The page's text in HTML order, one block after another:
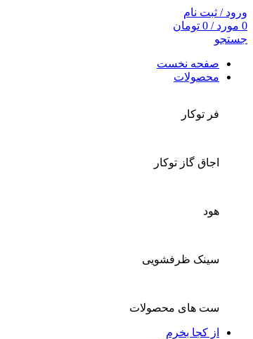
ورود / ثبت نام
0 مورد/
0 تومان
جستجو
صفحه نخست
محصولات
فر توکار
اجاق گاز توکار
هود
سینک ظرفشویی
ست های محصولات
از کجا بخرم